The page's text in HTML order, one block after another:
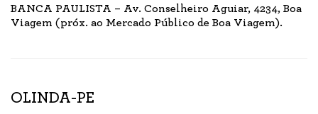
BANCA PAULISTA – Av. Conselheiro Aguiar, 4234, Boa
Viagem (próx. ao Mercado Público de Boa Viagem).
OLINDA-PE